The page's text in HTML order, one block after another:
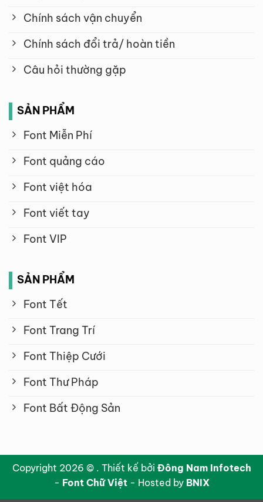
Chính sách vận chuyển
Chính sách đổi trả/ hoàn tiền
Câu hỏi thường gặp
SẢN PHẨM
Font Miễn Phí
Font quảng cáo
Font việt hóa
Font viết tay
Font VIP
SẢN PHẨM
Font Tết
Font Trang Trí
Font Thiệp Cưới
Font Thư Pháp
Font Bất Động Sản
Copyright 2026 © . Thiết kế bởi Đông Nam Infotech
- Font Chữ Việt- Hosted by BNIX